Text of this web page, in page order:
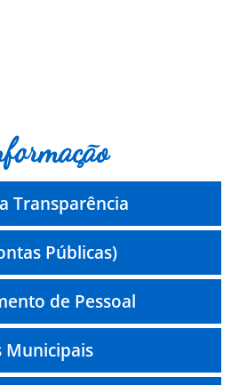
Transparência
Públicas)
de Pessoal
Municipais